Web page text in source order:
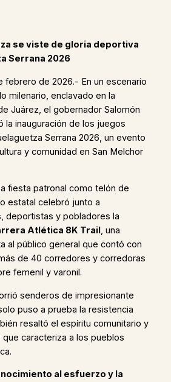
se viste de gloria deportiva
Serrana 2026
febrero de 2026.- En un escenario
milenario, enclavado en la
Juárez, el gobernador Salomón
la inauguración de los juegos
Serrana 2026, un evento
y comunidad en San Melchor
fiesta patronal como telón de
estatal celebró junto a
deportistas y pobladores la
Atlética 8K Trail, una
al público general que contó con
de 40 corredores y corredoras
femenil y varonil.
senderos de impresionante
puso a prueba la resistencia
resaltó el espíritu comunitario y
caracteriza a los pueblos
al esfuerzo y la